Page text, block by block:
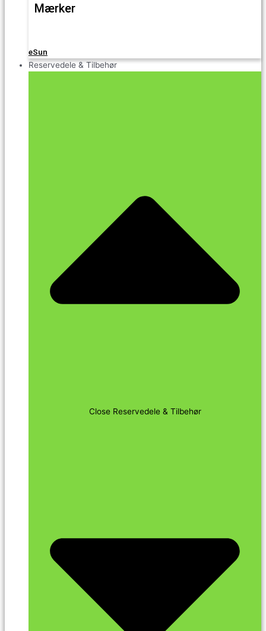
Mærker
eSun
Reservedele & Tilbehør
Close Reservedele & Tilbehør